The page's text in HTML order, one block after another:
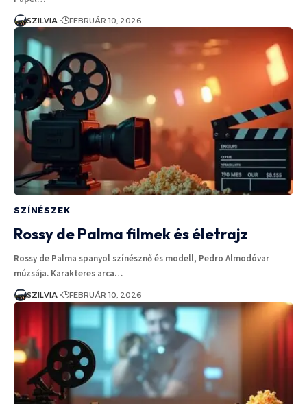
SZILVIA FEBRUÁR 10, 2026
SZÍNÉSZEK
Rossy de Palma filmek és életrajz
Rossy de Palma spanyol színésznő és modell, Pedro Almodóvar
múzsája. Karakteres arca…
SZILVIA FEBRUÁR 10, 2026